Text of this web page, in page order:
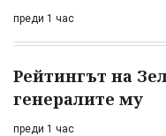
преди 1 час
Рейтингът на
генералите му
преди 1 час